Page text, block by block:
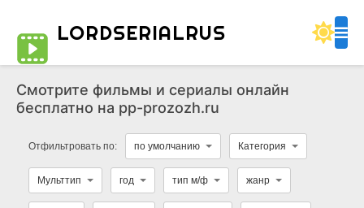
LORDSERIALRUS
Смотрите фильмы и сериалы онлайн
бесплатно на pp-prozozh.ru
Отфильтровать по: по умолчанию Категория
Мульттип год тип м/ф жанр